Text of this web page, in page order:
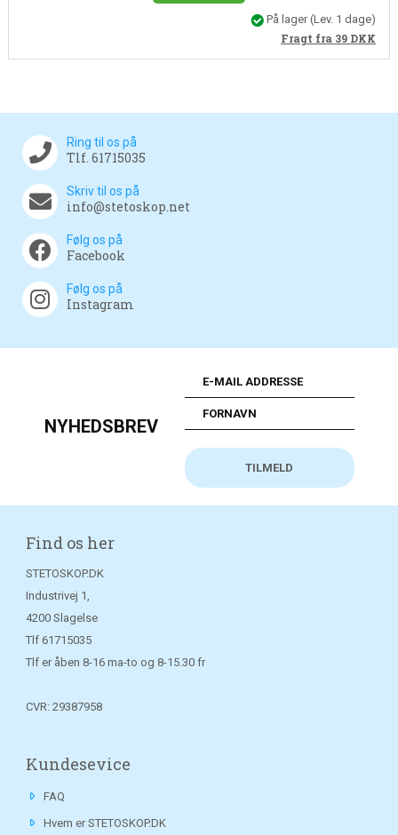
På lager(Lev. 1 dage)
Fragt fra 39 DKK
Ring til os på
Tlf. 61715035
Skriv til os på
info@stetoskop.net
Følg os på
Facebook
Følg os på
Instagram
NYHEDSBREV
Find os her
STETOSKOP.DK
Industrivej 1,
4200 Slagelse
Tlf 61715035
Tlf er åben 8-16 ma-to og 8-15.30 fr
CVR: 29387958
Kundesevice
FAQ
Hvem er STETOSKOP.DK